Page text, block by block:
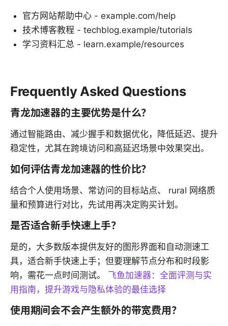
官方网站帮助中心 - example.com/help
技术博客教程 - techblog.example/tutorials
学习资料汇总 - learn.example/resources
Frequently Asked Questions
青龙加速器的主要优势是什么？
通过智能路由、减少握手和数据优化，降低延迟、提升
稳定性，尤其在跨境访问和高延迟场景中效果突出。
如何评估青龙加速器的性价比？
结合个人使用场景、常访问的目标站点、 rural 网络质
量和预算进行对比，先试用再决定购买计划。
是否适合新手快速上手？
是的，大多数版本提供友好的图形界面和自动测速工
具，适合新手快速上手；但要理解节点分布和时段影
响，需花一点时间测试。 飞鱼加速器：全面评测与实
用指南，提升游戏与隐私体验的最佳选择
使用期间会不会产生额外的带宽费用？